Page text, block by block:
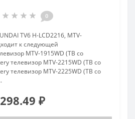
0
TV6 H-LCD2216, MTV-
к следующей
MTV-1915WD (ТВ со
телевизор MTV-2215WD (ТВ со
телевизор MTV-2225WD (ТВ со
298.49 ₽